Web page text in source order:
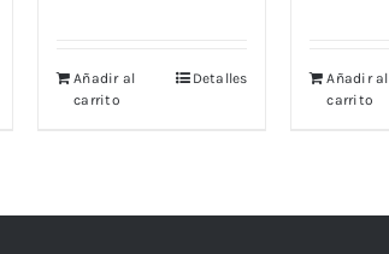
Añadir al
carrito
Detalles
Añadir al
carrito